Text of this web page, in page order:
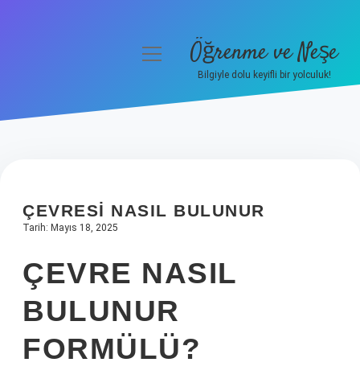
Hakkımızda
menüyüÖğrenme ve Neşe
Bilgiyle dolu keyifli bir yolculuk!
ÇEVRESI NASIL BULUNUR
Tarih: Mayıs 18, 2025
ÇEVRE NASIL
BULUNUR
FORMÜLÜ?